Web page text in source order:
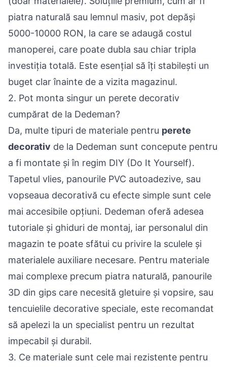
piatra naturală sau lemnul masiv, pot depăși
5000-10000 RON, la care se adaugă costul
manoperei, care poate dubla sau chiar tripla
investiția totală. Este esențial să îți stabilești un
buget clar înainte de a vizita magazinul.
2. Pot monta singur un perete decorativ
cumpărat de la Dedeman?
Da, multe tipuri de materiale pentru perete
decorativ de la Dedeman sunt concepute pentru
a fi montate și în regim DIY (Do It Yourself).
Tapetul vlies, panourile PVC autoadezive, sau
vopseaua decorativă cu efecte simple sunt cele
mai accesibile opțiuni. Dedeman oferă adesea
tutoriale și ghiduri de montaj, iar personalul din
magazin te poate sfătui cu privire la sculele și
materialele auxiliare necesare. Pentru materiale
mai complexe precum piatra naturală, panourile
3D din gips care necesită gletuire și vopsire, sau
tencuielile decorative speciale, este recomandat
să apelezi la un specialist pentru un rezultat
impecabil și durabil.
3. Ce materiale sunt cele mai rezistente pentru